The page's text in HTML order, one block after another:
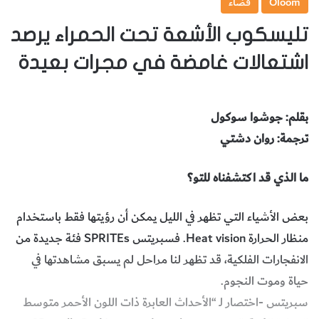
تليسكوب الأشعة تحت الحمراء يرصد
اشتعالات غامضة في مجرات بعيدة
بقلم: جوشوا سوكول
ترجمة: روان دشتي
ما الذي قد اكتشفناه للتو؟
بعض الأشياء التي تظهر في الليل يمكن أن رؤيتها فقط باستخدام
منظار الحرارة Heat vision. فسبريتس SPRITEs فئة جديدة من
الانفجارات الفلكية، قد تظهر لنا مراحل لم يسبق مشاهدتها في
حياة وموت النجوم.
سبريتس -اختصار لـ “الأحداث العابرة ذات اللون الأحمر متوسط